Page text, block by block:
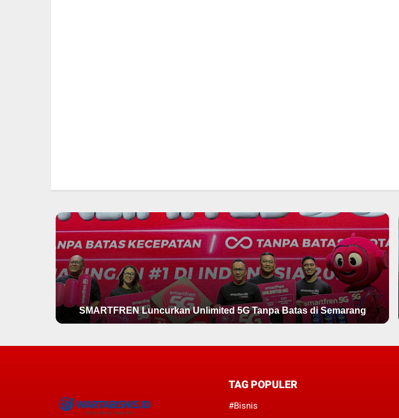
SMARTFREN Luncurkan Unlimited 5G Tanpa Batas di Semarang
TAG POPULER
#Bisnis